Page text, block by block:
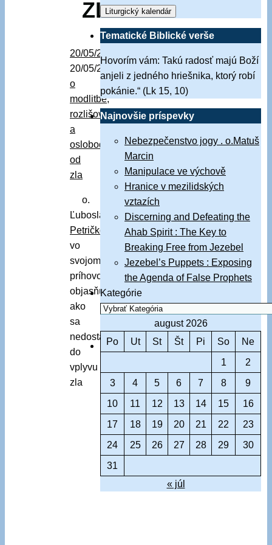
ZLA
20/05/2026
20/05/2026
o
modlitbe,
rozlišovaní
a
oslobodení
od
zla
o.
Ľuboslav
Petričko
vo
svojom
príhovore
objasňuje
ako
sa
nedostať
do
vplyvu
zla
Liturgický kalendár
Tematické Biblické verše
Hovorím vám: Takú radosť majú Boží
anjeli z jedného hriešnika, ktorý robí
pokánie.“ (Lk 15, 10)
Najnovšie príspevky
Nebezpečenstvo jogy . o.Matuš
Marcin
Manipulace ve výchově
Hranice v mezilidských
vztazích
Discerning and Defeating the
Ahab Spirit : The Key to
Breaking Free from Jezebel
Jezebel’s Puppets : Exposing
the Agenda of False Prophets
Kategórie
august 2026
Po
Ut St Št Pi So
Ne
1
2
3
4 5 6 7 8
9
10
11 12 13 14 15
16
17
18 19 20 21 22
23
24
25 26 27 28 29
30
31
« júl